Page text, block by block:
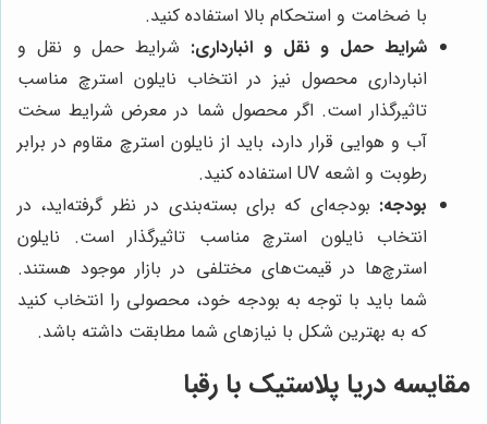
با ضخامت و استحکام بالا استفاده کنید.
شرایط حمل و نقل و انبارداری: شرایط حمل و نقل و
انبارداری محصول نیز در انتخاب نایلون استرچ مناسب
تاثیرگذار است. اگر محصول شما در معرض شرایط سخت
آب و هوایی قرار دارد، باید از نایلون استرچ مقاوم در برابر
رطوبت و اشعه UV استفاده کنید.
بودجه: بودجه‌ای که برای بسته‌بندی در نظر گرفته‌اید، در
انتخاب نایلون استرچ مناسب تاثیرگذار است. نایلون
استرچ‌ها در قیمت‌های مختلفی در بازار موجود هستند.
شما باید با توجه به بودجه خود، محصولی را انتخاب کنید
که به بهترین شکل با نیازهای شما مطابقت داشته باشد.
مقایسه دریا پلاستیک با رقبا